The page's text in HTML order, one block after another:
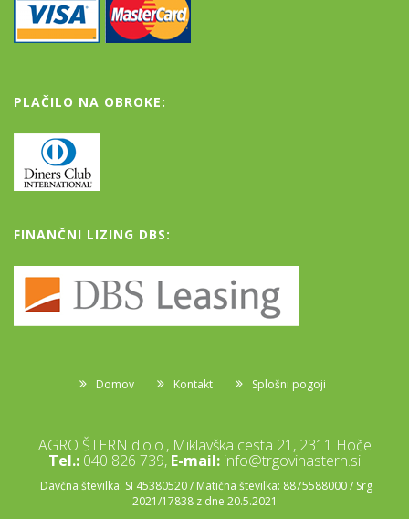
PLAČILO NA OBROKE:
FINANČNI LIZING DBS:
Domov Kontakt Splošni pogoji
AGRO ŠTERN d.o.o., Miklavška cesta 21, 2311 Hoče
Tel.: 040 826 739, E-mail: info@trgovinastern.si
Davčna številka: SI 45380520 / Matična številka: 8875588000 / Srg
2021/17838 z dne 20.5.2021